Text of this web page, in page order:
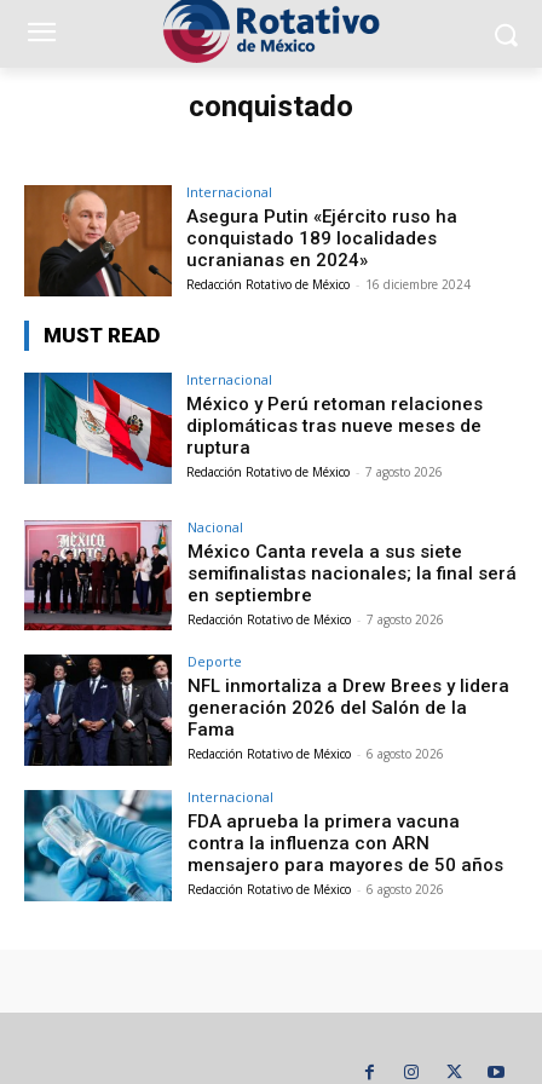
conquistado
Internacional
Asegura Putin «Ejército ruso ha
conquistado 189 localidades
ucranianas en 2024»
Redacción Rotativo de México - 16 diciembre 2024
MUST READ
Internacional
México y Perú retoman relaciones
diplomáticas tras nueve meses de
ruptura
Redacción Rotativo de México - 7 agosto 2026
Nacional
México Canta revela a sus siete
semifinalistas nacionales; la final será
en septiembre
Redacción Rotativo de México - 7 agosto 2026
Deporte
NFL inmortaliza a Drew Brees y lidera
generación 2026 del Salón de la
Fama
Redacción Rotativo de México - 6 agosto 2026
Internacional
FDA aprueba la primera vacuna
contra la influenza con ARN
mensajero para mayores de 50 años
Redacción Rotativo de México - 6 agosto 2026